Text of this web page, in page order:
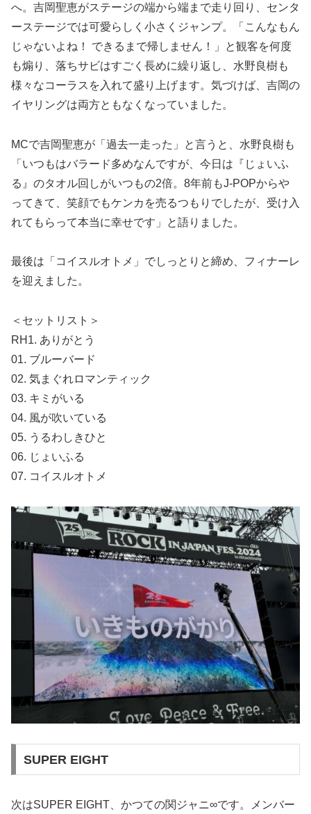
へ。吉岡聖恵がステージの端から端まで走り回り、センタ
ーステージでは可愛らしく小さくジャンプ。「こんなもん
じゃないよね！ できるまで帰しません！」と観客を何度
も煽り、落ちサビはすごく長めに繰り返し、水野良樹も
様々なコーラスを入れて盛り上げます。気づけば、吉岡の
イヤリングは両方ともなくなっていました。
MCで吉岡聖恵が「過去一走った」と言うと、水野良樹も
「いつもはバラード多めなんですが、今日は『じょいふ
る』のタオル回しがいつもの2倍。8年前もJ-POPからや
ってきて、笑顔でもケンカを売るつもりでしたが、受け入
れてもらって本当に幸せです」と語りました。
最後は「コイスルオトメ」でしっとりと締め、フィナーレ
を迎えました。
＜セットリスト＞
RH1. ありがとう
01. ブルーバード
02. 気まぐれロマンティック
03. キミがいる
04. 風が吹いている
05. うるわしきひと
06. じょいふる
07. コイスルオトメ
SUPER EIGHT
次はSUPER EIGHT、かつての関ジャニ∞です。メンバー